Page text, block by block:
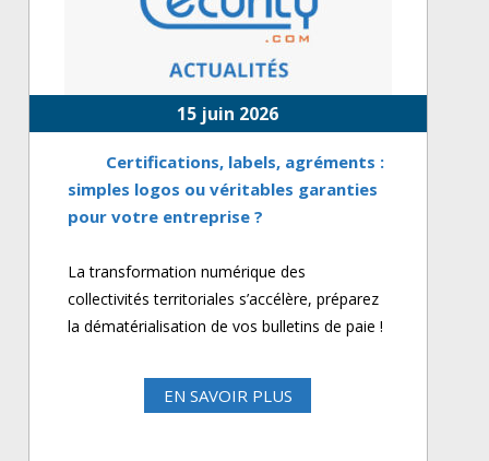
15 juin 2026
Certifications, labels, agréments :
simples logos ou véritables garanties
pour votre entreprise ?
La transformation numérique des
collectivités territoriales s’accélère, préparez
la dématérialisation de vos bulletins de paie !
EN SAVOIR PLUS